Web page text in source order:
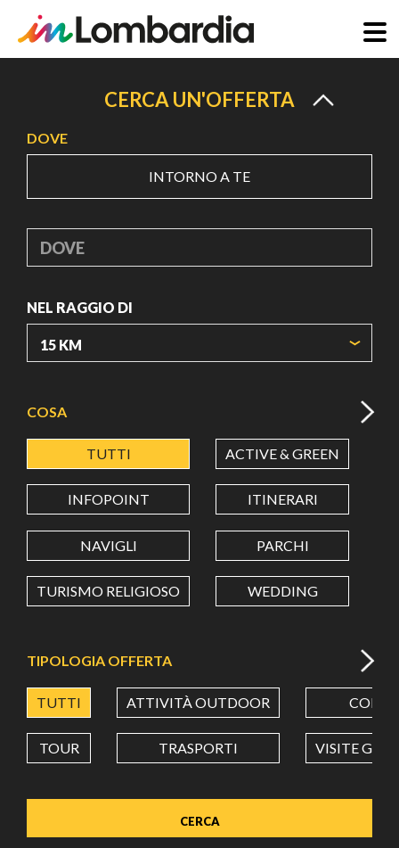
principale
CERCA UN'OFFERTA
DOVE
INTORNO A TE
DOVE
NEL RAGGIO DI
LATITUDINE
LONGITUDINE
Value in decimal degrees. Use dot (.) as decimal separator.
COSA
TUTTI ACTIVE & GREEN
INFOPOINT ITINERARI
NAVIGLI PARCHI
TURISMO RELIGIOSO WEDDING
TIPOLOGIA OFFERTA
TUTTI ATTIVITÀ OUTDOOR CORSI
TOUR TRASPORTI VISITE